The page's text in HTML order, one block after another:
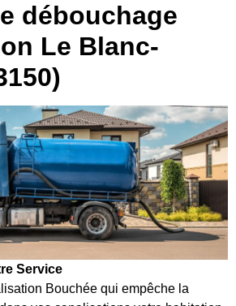
débouchage
Le Blanc-
Service
Bouchée qui empêche la